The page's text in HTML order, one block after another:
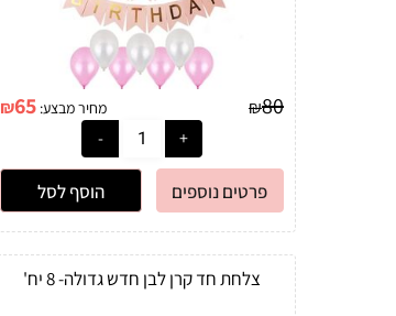
₪80 מחיר מבצע: ₪65
פרטים נוספים הוסף לסל
צלחת חד קרן לבן חדש גדולה- 8 יח'